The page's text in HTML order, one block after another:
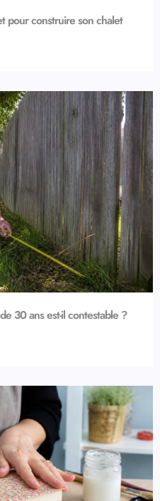
pour construire son chalet
30 ans est-il contestable ?